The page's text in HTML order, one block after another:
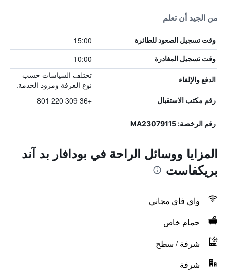
من الجيد أن تعلم
وقت تسجيل الصعود للطائرة 15:00
وقت تسجيل المغادرة 10:00
الدفع والإلغاء
تختلف السياسات حسب
نوع الغرفة ومزود الخدمة.
رقم مكتب الاستقبال +36 309 220 801
رقم الرخصة: MA23079115
المزايا ووسائل الراحة في بودافار بد آند
بريكفاست
واي فاي مجاني
حمام خاص
شرفة / سطح
شرفة